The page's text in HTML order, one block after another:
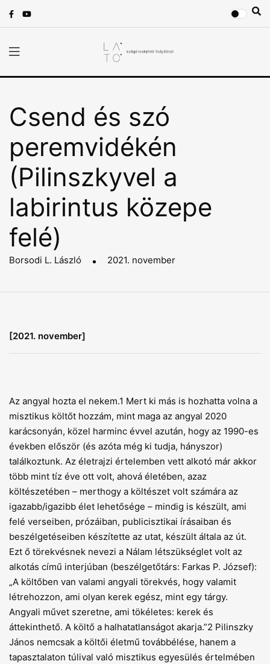
Csend és szó
peremvidékén
(Pilinszkyvel a
labirintus közepe
felé)
Borsodi L. László 2021. november
[2021. november]
Az angyal hozta el nekem.1 Mert ki más is hozhatta volna a
misztikus köl­tőt hozzám, mint maga az angyal 2020
karácsonyán, közel harminc évvel azután, hogy az 1990-es
években először (és azóta még ki tudja, hányszor)
találkoztunk. Az életrajzi értelemben vett alkotó már akkor
több mint tíz éve ott volt, ahová életében, azaz
költészetében – merthogy a költészet volt számára az
igazabb/igazibb élet lehetősége – mindig is készült, ami
felé verseiben, prózáiban, publicisztikai írásaiban és
beszélgetéseiben készítette az utat, készült általa az út.
Ezt ő törekvésnek nevezi a Nálam létszükséglet volt az
alkotás című interjúban (beszélgetőtárs: Farkas P. József):
„A költőben van valami angyali törekvés, hogy valamit
létrehozzon, ami olyan kerek egész, mint egy tárgy.
Angyali művet szeretne, ami tökéletes: kerek és
áttekinthető. A költő a halhatatlanságot akarja.”2 Pilinszky
János nemcsak a költői életmű továbbélése, hanem a
tapasztalaton túlival való misztikus egyesülés értelmében